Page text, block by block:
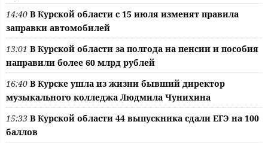
14:40 В Курской области с 15 июля изменят правила
заправки автомобилей
13:01 В Курской области за полгода на пенсии и пособия
направили более 60 млрд рублей
16:40 В Курске ушла из жизни бывший директор
музыкального колледжа Людмила Чунихина
15:33 В Курской области 44 выпускника сдали ЕГЭ на 100
баллов